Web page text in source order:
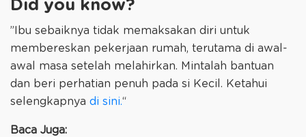
Did you know?
”Ibu sebaiknya tidak memaksakan diri untuk
membereskan pekerjaan rumah, terutama di awal-
awal masa setelah melahirkan. Mintalah bantuan
dan beri perhatian penuh pada si Kecil. Ketahui
selengkapnya di sini.“
Baca Juga: